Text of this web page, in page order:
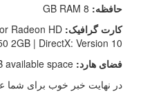
حافظه:
کارت گرافیک: Radeon HD
2GB | DirectX: Version 10
فضای هارد:
در نهایت خبر خوب برای شما